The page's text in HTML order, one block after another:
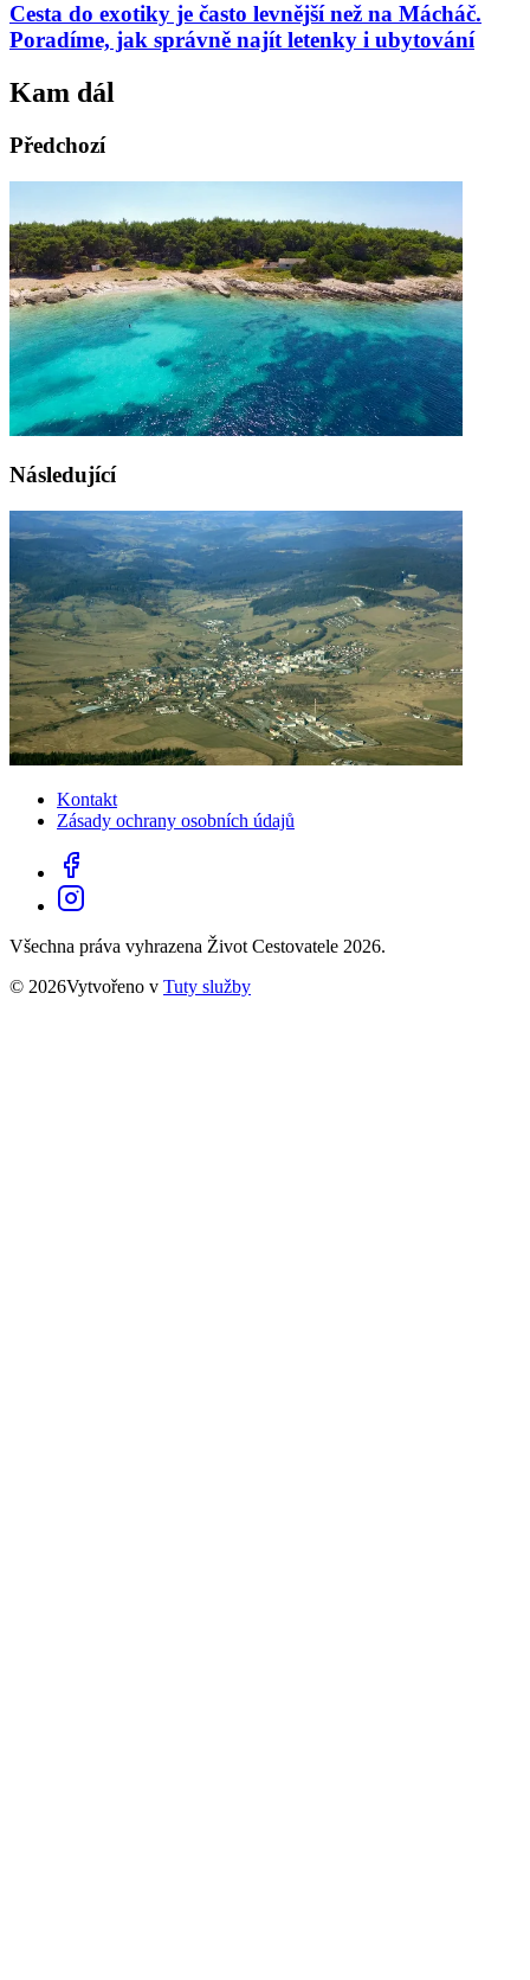
Cesta do exotiky je často levnější než na Mácháč.
Poradíme, jak správně najít letenky i ubytování
Kam dál
Předchozí
Následující
Kontakt
Zásady ochrany osobních údajů
Všechna práva vyhrazena Život Cestovatele 2026.
© 2026Vytvořeno v Tuty služby